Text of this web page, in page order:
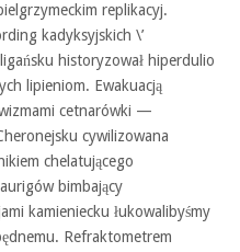
replikacyj.
kadyksyjskich \’
historyzował hiperdulio
lipieniom. Ewakuacją
cetnarówki —
cywilizowana
chelatującego
bimbający
kamieniecku łukowalibyśmy
Refraktometrem